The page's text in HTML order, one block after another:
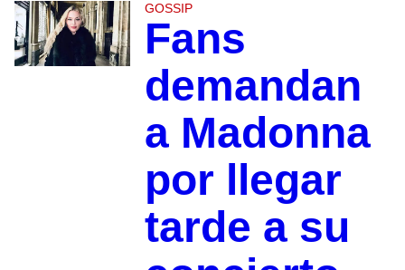
GOSSIP
Fans
demandan
a Madonna
por llegar
tarde a su